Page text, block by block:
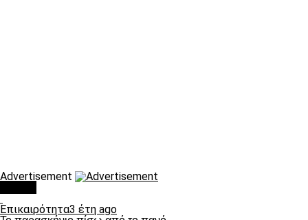
Advertisement
Επικαιρότητα3 έτη ago